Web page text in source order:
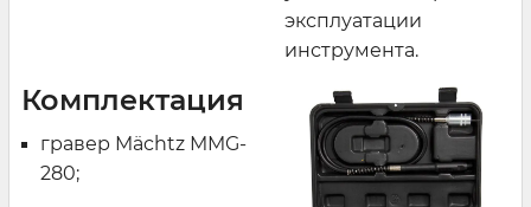
эксплуатации
инструмента.
Комплектация
гравер Mächtz MMG-
280;